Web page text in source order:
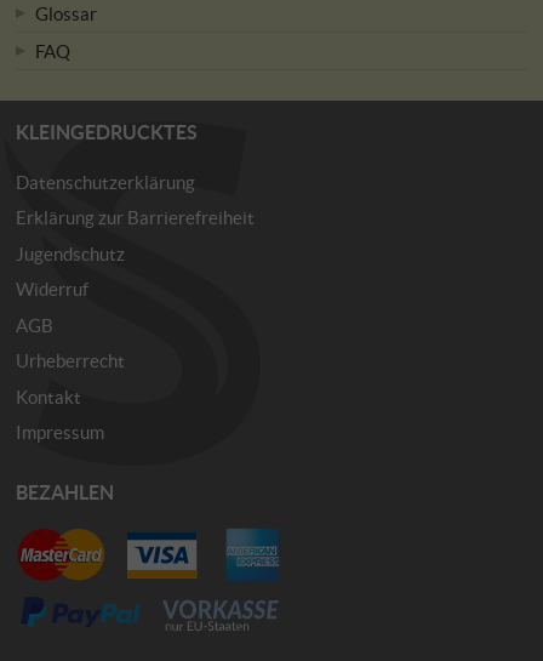
Glossar
FAQ
KLEINGEDRUCKTES
Datenschutzerklärung
Erklärung zur Barrierefreiheit
Jugendschutz
Widerruf
AGB
Urheberrecht
Kontakt
Impressum
BEZAHLEN